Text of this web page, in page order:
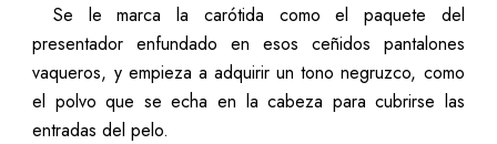
Se le marca la carótida como el paquete del
presentador enfundado en esos ceñidos pantalones
vaqueros, y empieza a adquirir un tono negruzco, como
el polvo que se echa en la cabeza para cubrirse las
entradas del pelo.